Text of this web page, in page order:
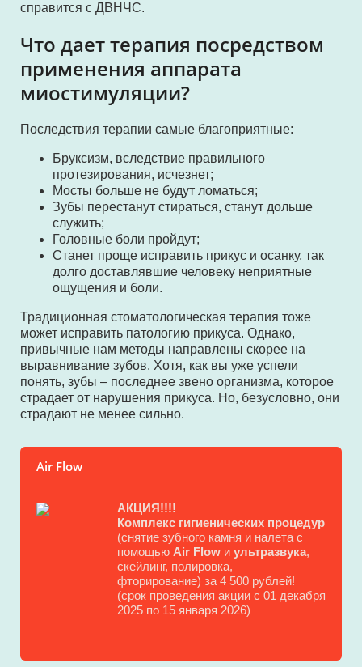
справится с ДВНЧС.
Что дает терапия посредством
применения аппарата
миостимуляции?
Последствия терапии самые благоприятные:
Бруксизм, вследствие правильного
протезирования, исчезнет;
Мосты больше не будут ломаться;
Зубы перестанут стираться, станут дольше
служить;
Головные боли пройдут;
Станет проще исправить прикус и осанку, так
долго доставлявшие человеку неприятные
ощущения и боли.
Традиционная стоматологическая терапия тоже
может исправить патологию прикуса. Однако,
привычные нам методы направлены скорее на
выравнивание зубов. Хотя, как вы уже успели
понять, зубы – последнее звено организма, которое
страдает от нарушения прикуса. Но, безусловно, они
страдают не менее сильно.
Air Flow
АКЦИЯ!!!!
Комплекс гигиенических процедур
(снятие зубного камня и налета с
помощью Air Flow и ультразвука,
скейлинг, полировка,
фторирование) за 4 500 рублей!
(срок проведения акции с 01 декабря
2025 по 15 января 2026)